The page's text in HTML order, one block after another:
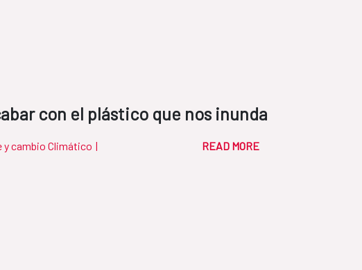
con el plástico que nos inunda
y cambio Climático |
READ MORE